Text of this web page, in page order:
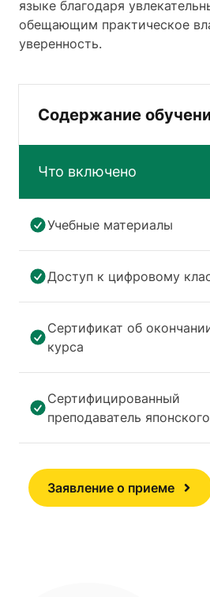
языке благодаря
обещающим практическое
уверенность.
Содержание
Что включено
Учебные материалы
Доступ к цифровому
Сертификат об
курса
Сертифицированный
преподаватель
Заявление о приеме